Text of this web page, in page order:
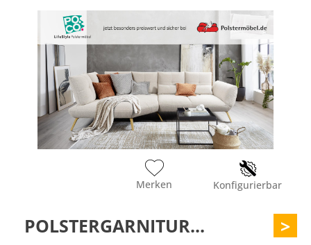
Merken Konfigurierbar
POLSTERGARNITUR... >